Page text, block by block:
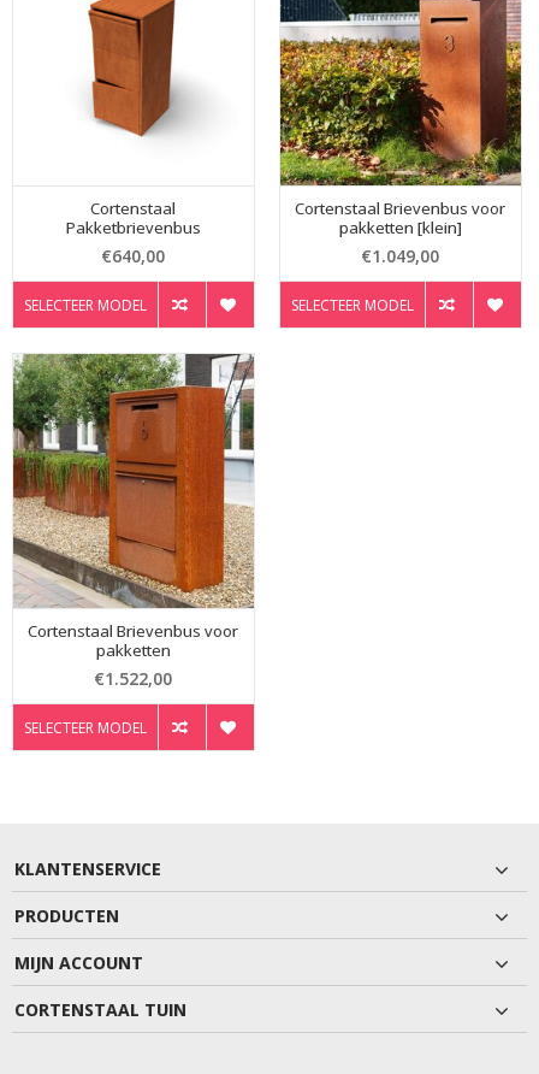
Cortenstaal
Pakketbrievenbus
€640,00
SELECTEER MODEL
Cortenstaal Brievenbus voor
pakketten [klein]
€1.049,00
SELECTEER MODEL
Cortenstaal Brievenbus voor
pakketten
€1.522,00
SELECTEER MODEL
KLANTENSERVICE
PRODUCTEN
MIJN ACCOUNT
CORTENSTAAL TUIN